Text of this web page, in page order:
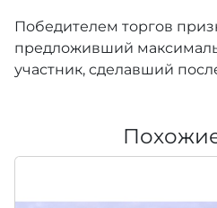
Победителем торгов
предложивший
участник, сделавший